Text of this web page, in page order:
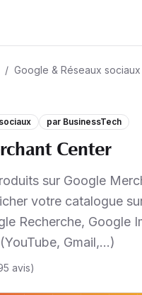
/ Google & Réseaux sociaux
par BusinessTech
Center
sur Google
votre catalogue
Recherche, Google
Gmail,…)
avis)